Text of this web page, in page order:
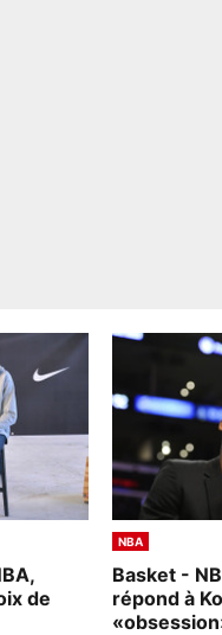
de
NBA
Basket -
répond à